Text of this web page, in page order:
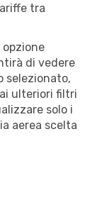
tra
di vedere
selezionato,
ulteriori filtri
solo i
aerea scelta